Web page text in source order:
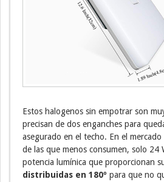
Estos halogenos sin empotrar son
precisan de dos enganches para
asegurado en el techo. En el
de las que menos consumen, solo 24
potencia lumínica que proporcionan
distribuidas en 180º para que no